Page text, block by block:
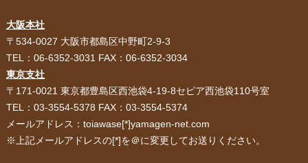
サービス紹介 お客様の声
紙袋・手提げ袋
パッケージ
大阪本社
〒534-0027 大阪市都島区中野町2-9-3
TEL：06-6352-3031 FAX：06-6352-3034
東京支社
〒171-0021 東京都豊島区西池袋4-19-8セピア西池袋110号室
TEL：03-3554-5378 FAX：03-3554-5374
メールアドレス：toiawase[*]yamagen-net.com
※上記メールアドレスの[*]を＠に変更してお送りください。